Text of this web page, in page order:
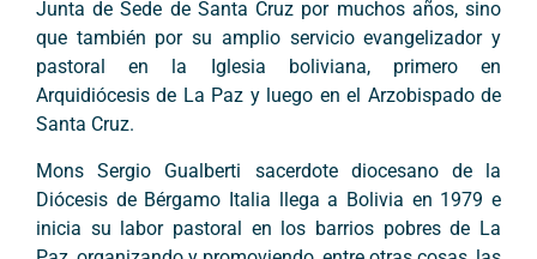
Junta de Sede de Santa Cruz por muchos años, sino
que también por su amplio servicio evangelizador y
pastoral en la Iglesia boliviana, primero en
Arquidiócesis de La Paz y luego en el Arzobispado de
Santa Cruz.
Mons Sergio Gualberti sacerdote diocesano de la
Diócesis de Bérgamo Italia llega a Bolivia en 1979 e
inicia su labor pastoral en los barrios pobres de La